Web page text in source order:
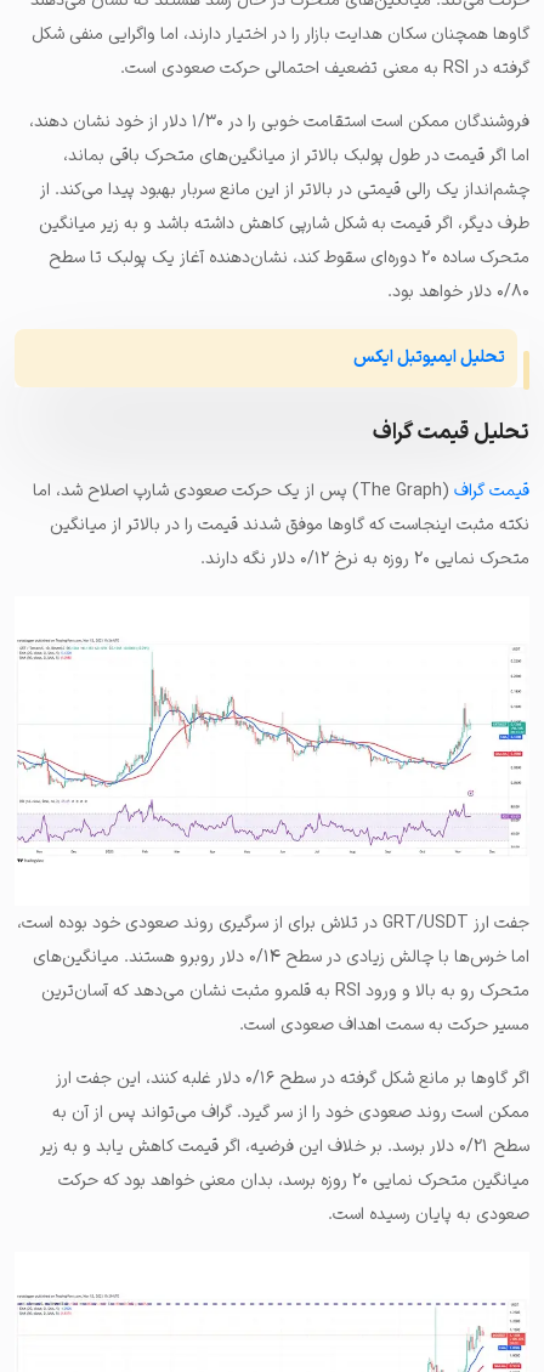
گاوها همچنان سکان هدایت بازار را در اختیار دارند، اما واگرایی منفی شکل
گرفته در RSI به معنی تضعیف احتمالی حرکت صعودی است.
فروشندگان ممکن است استقامت خوبی را در ۱/۳۰ دلار از خود نشان دهند،
اما اگر قیمت در طول پولبک بالاتر از میانگین‌های متحرک باقی بماند،
چشم‌انداز یک رالی قیمتی در بالاتر از این مانع سربار بهبود پیدا می‌کند. از
طرف دیگر، اگر قیمت به شکل شارپی کاهش داشته باشد و به زیر میانگین
متحرک ساده ۲۰ دوره‌ای سقوط کند، نشان‌دهنده آغاز یک پولبک تا سطح
۰/۸۰ دلار خواهد بود.
تحلیل ایمیوتبل ایکس
تحلیل قیمت گراف
قیمت گراف
(The Graph)‌ پس از یک حرکت صعودی شارپ اصلاح شد، اما
نکته مثبت اینجاست که گاوها موفق شدند قیمت را در بالاتر از میانگین
متحرک نمایی ۲۰ روزه به نرخ ۰/۱۲ دلار نگه دارند.
جفت ارز GRT/USDT در تلاش برای از سرگیری روند صعودی خود بوده است،
اما خرس‌ها با چالش زیادی در سطح ۰/۱۴ دلار روبرو هستند. میانگین‌های
متحرک رو به بالا و ورود RSI به قلمرو مثبت نشان می‌دهد که آسان‌ترین
مسیر حرکت به سمت اهداف صعودی است.
اگر گاوها بر مانع شکل گرفته در سطح ۰/۱۶ دلار غلبه کنند، این جفت ارز
ممکن است روند صعودی خود را از سر گیرد. گراف می‌تواند پس از آن به
سطح ۰/۲۱ دلار برسد. بر خلاف این فرضیه، اگر قیمت کاهش یابد و به زیر
میانگین متحرک نمایی ۲۰ روزه برسد، بدان معنی خواهد بود که حرکت
صعودی به پایان رسیده است.